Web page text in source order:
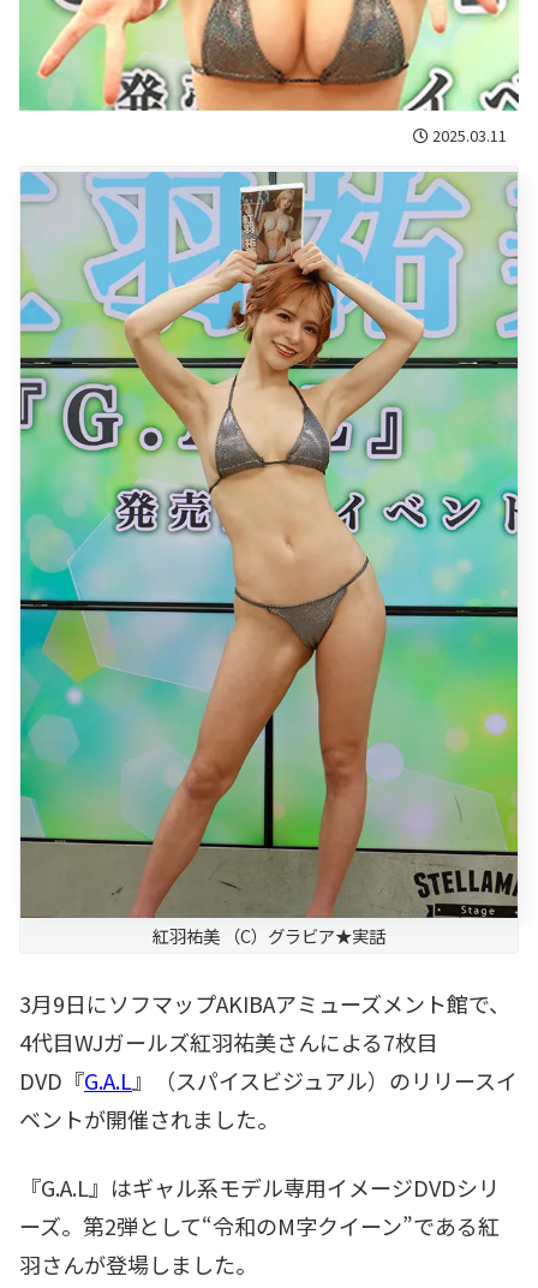
2025.03.11
紅羽祐美 （C）グラビア★実話
3月9日にソフマップAKIBAアミューズメント館で、
4代目WJガールズ紅羽祐美さんによる7枚目
DVD『G.A.L』（スパイスビジュアル）のリリースイ
ベントが開催されました。
『G.A.L』はギャル系モデル専用イメージDVDシリ
ーズ。第2弾として“令和のM字クイーン”である紅
羽さんが登場しました。